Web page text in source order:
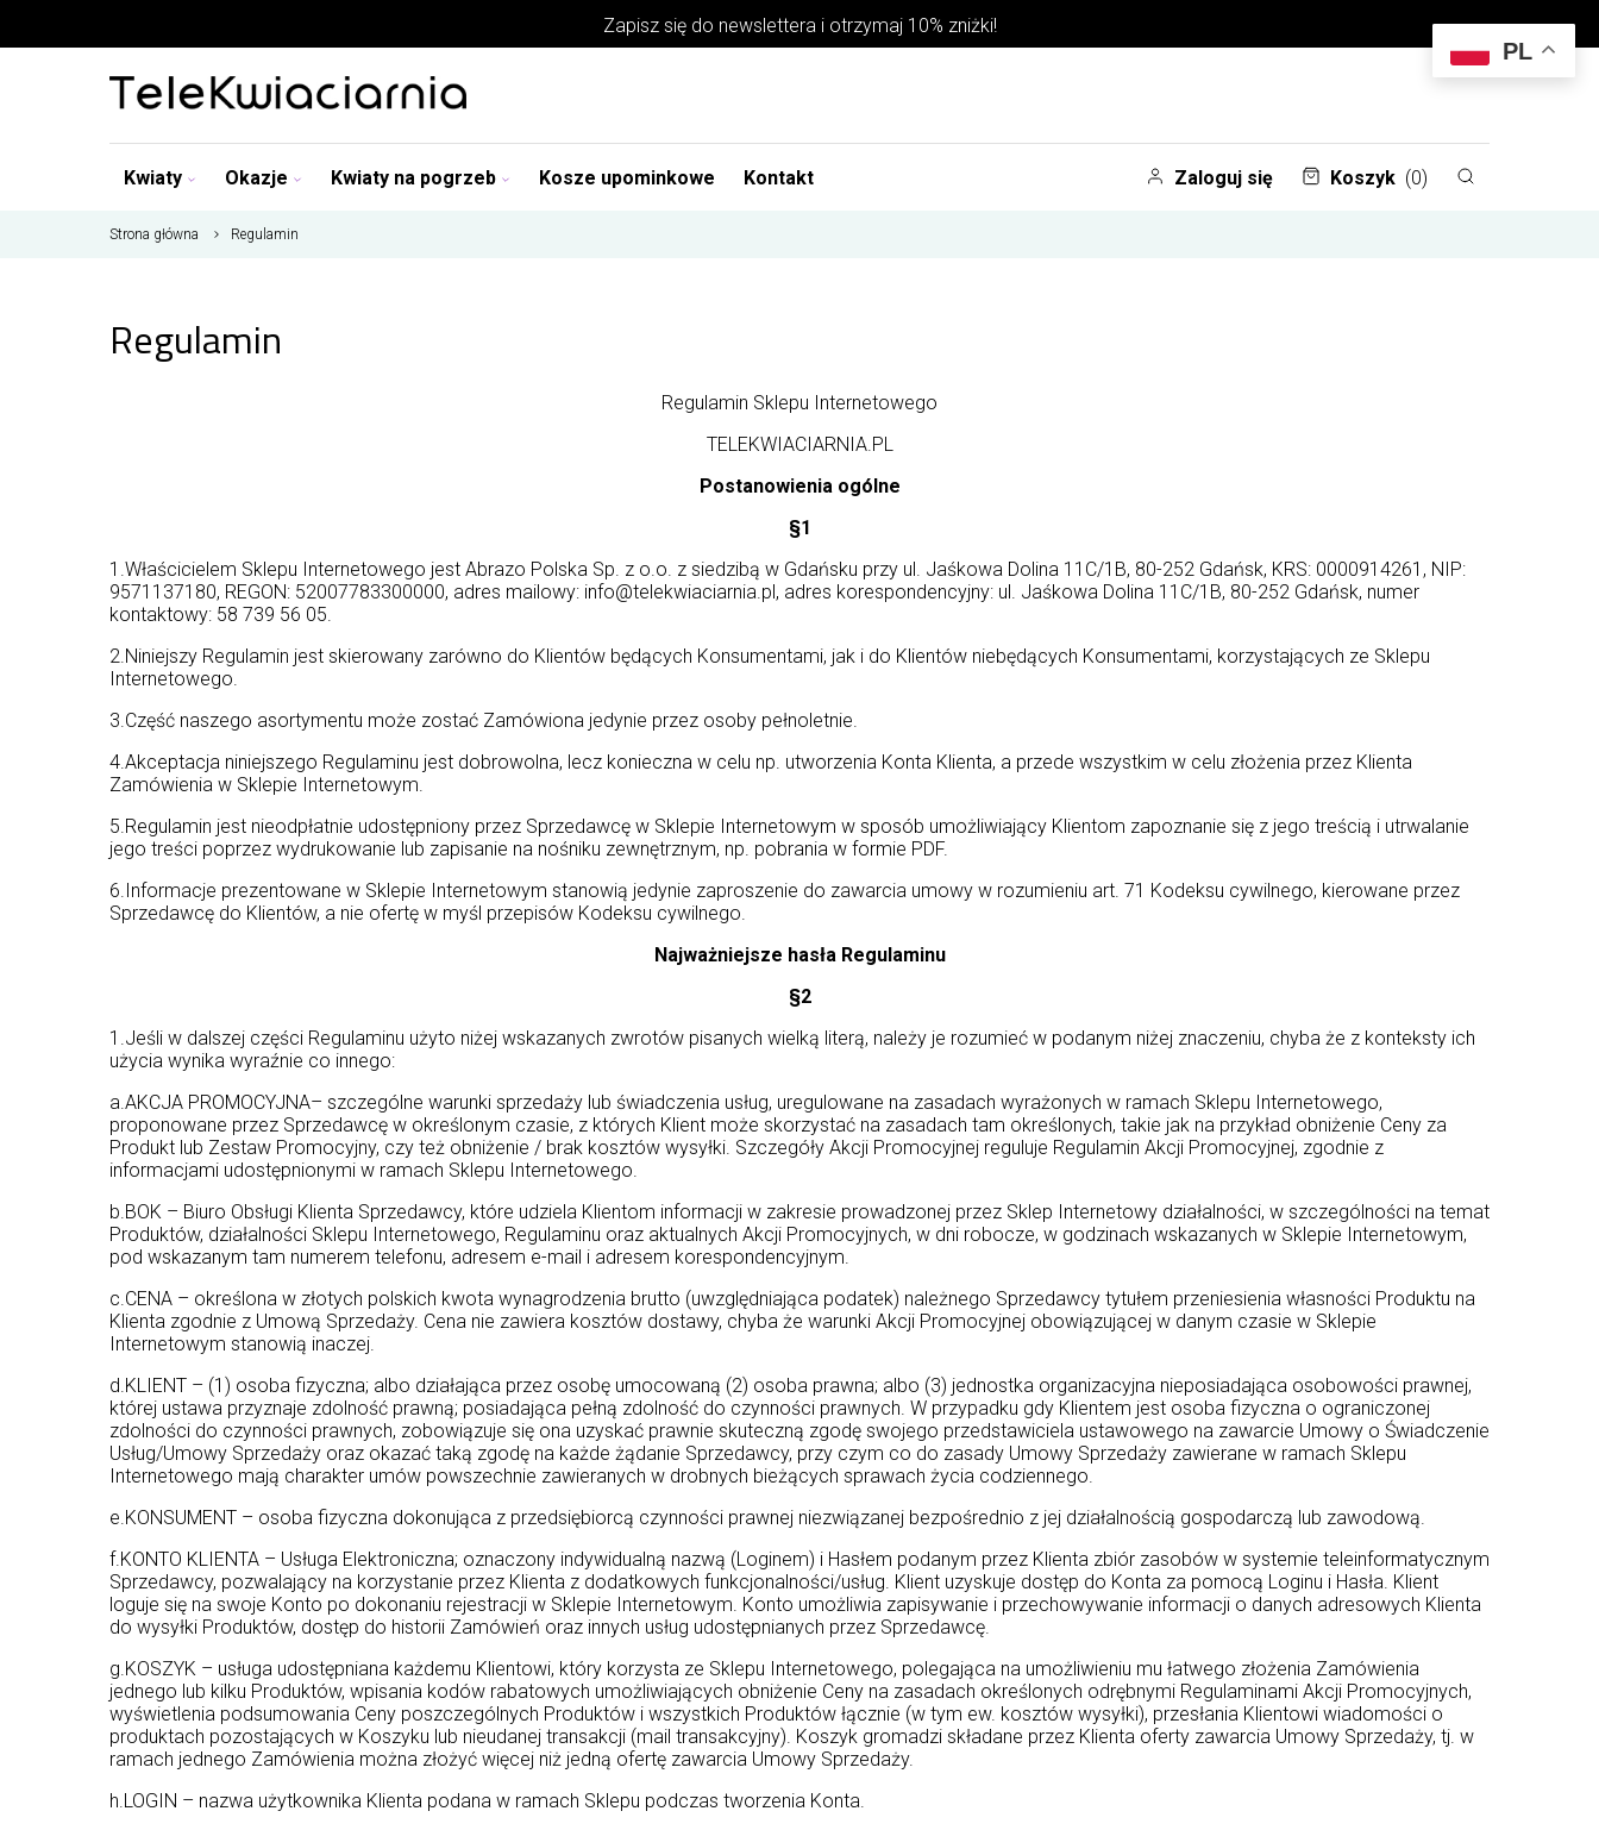
Zapisz się do newslettera i otrzymaj 10% zniżki!
Kwiaty Okazje Kwiaty na pogrzeb Kosze upominkowe Kontakt Zaloguj się Koszyk (0)
Strona główna Regulamin
Regulamin
Regulamin Sklepu Internetowego
TELEKWIACIARNIA.PL
Postanowienia ogólne
§1
1.Właścicielem Sklepu Internetowego jest Abrazo Polska Sp. z o.o. z siedzibą w Gdańsku przy ul. Jaśkowa Dolina 11C/1B, 80-252 Gdańsk, KRS: 0000914261, NIP:
9571137180, REGON: 52007783300000, adres mailowy: info@telekwiaciarnia.pl, adres korespondencyjny: ul. Jaśkowa Dolina 11C/1B, 80-252 Gdańsk, numer
kontaktowy: 58 739 56 05.
2.Niniejszy Regulamin jest skierowany zarówno do Klientów będących Konsumentami, jak i do Klientów niebędących Konsumentami, korzystających ze Sklepu
Internetowego.
3.Część naszego asortymentu może zostać Zamówiona jedynie przez osoby pełnoletnie.
4.Akceptacja niniejszego Regulaminu jest dobrowolna, lecz konieczna w celu np. utworzenia Konta Klienta, a przede wszystkim w celu złożenia przez Klienta
Zamówienia w Sklepie Internetowym.
5.Regulamin jest nieodpłatnie udostępniony przez Sprzedawcę w Sklepie Internetowym w sposób umożliwiający Klientom zapoznanie się z jego treścią i utrwalanie
jego treści poprzez wydrukowanie lub zapisanie na nośniku zewnętrznym, np. pobrania w formie PDF.
6.Informacje prezentowane w Sklepie Internetowym stanowią jedynie zaproszenie do zawarcia umowy w rozumieniu art. 71 Kodeksu cywilnego, kierowane przez
Sprzedawcę do Klientów, a nie ofertę w myśl przepisów Kodeksu cywilnego.
Najważniejsze hasła Regulaminu
§2
1.Jeśli w dalszej części Regulaminu użyto niżej wskazanych zwrotów pisanych wielką literą, należy je rozumieć w podanym niżej znaczeniu, chyba że z konteksty ich
użycia wynika wyraźnie co innego:
a.AKCJA PROMOCYJNA– szczególne warunki sprzedaży lub świadczenia usług, uregulowane na zasadach wyrażonych w ramach Sklepu Internetowego,
proponowane przez Sprzedawcę w określonym czasie, z których Klient może skorzystać na zasadach tam określonych, takie jak na przykład obniżenie Ceny za
Produkt lub Zestaw Promocyjny, czy też obniżenie / brak kosztów wysyłki. Szczegóły Akcji Promocyjnej reguluje Regulamin Akcji Promocyjnej, zgodnie z
informacjami udostępnionymi w ramach Sklepu Internetowego.
b.BOK – Biuro Obsługi Klienta Sprzedawcy, które udziela Klientom informacji w zakresie prowadzonej przez Sklep Internetowy działalności, w szczególności na temat
Produktów, działalności Sklepu Internetowego, Regulaminu oraz aktualnych Akcji Promocyjnych, w dni robocze, w godzinach wskazanych w Sklepie Internetowym,
pod wskazanym tam numerem telefonu, adresem e-mail i adresem korespondencyjnym.
c.CENA – określona w złotych polskich kwota wynagrodzenia brutto (uwzględniająca podatek) należnego Sprzedawcy tytułem przeniesienia własności Produktu na
Klienta zgodnie z Umową Sprzedaży. Cena nie zawiera kosztów dostawy, chyba że warunki Akcji Promocyjnej obowiązującej w danym czasie w Sklepie
Internetowym stanowią inaczej.
d.KLIENT – (1) osoba fizyczna; albo działająca przez osobę umocowaną (2) osoba prawna; albo (3) jednostka organizacyjna nieposiadająca osobowości prawnej,
której ustawa przyznaje zdolność prawną; posiadająca pełną zdolność do czynności prawnych. W przypadku gdy Klientem jest osoba fizyczna o ograniczonej
zdolności do czynności prawnych, zobowiązuje się ona uzyskać prawnie skuteczną zgodę swojego przedstawiciela ustawowego na zawarcie Umowy o Świadczenie
Usług/Umowy Sprzedaży oraz okazać taką zgodę na każde żądanie Sprzedawcy, przy czym co do zasady Umowy Sprzedaży zawierane w ramach Sklepu
Internetowego mają charakter umów powszechnie zawieranych w drobnych bieżących sprawach życia codziennego.
e.KONSUMENT – osoba fizyczna dokonująca z przedsiębiorcą czynności prawnej niezwiązanej bezpośrednio z jej działalnością gospodarczą lub zawodową.
f.KONTO KLIENTA – Usługa Elektroniczna; oznaczony indywidualną nazwą (Loginem) i Hasłem podanym przez Klienta zbiór zasobów w systemie teleinformatycznym
Sprzedawcy, pozwalający na korzystanie przez Klienta z dodatkowych funkcjonalności/usług. Klient uzyskuje dostęp do Konta za pomocą Loginu i Hasła. Klient
loguje się na swoje Konto po dokonaniu rejestracji w Sklepie Internetowym. Konto umożliwia zapisywanie i przechowywanie informacji o danych adresowych Klienta
do wysyłki Produktów, dostęp do historii Zamówień oraz innych usług udostępnianych przez Sprzedawcę.
g.KOSZYK – usługa udostępniana każdemu Klientowi, który korzysta ze Sklepu Internetowego, polegająca na umożliwieniu mu łatwego złożenia Zamówienia
jednego lub kilku Produktów, wpisania kodów rabatowych umożliwiających obniżenie Ceny na zasadach określonych odrębnymi Regulaminami Akcji Promocyjnych,
wyświetlenia podsumowania Ceny poszczególnych Produktów i wszystkich Produktów łącznie (w tym ew. kosztów wysyłki), przesłania Klientowi wiadomości o
produktach pozostających w Koszyku lub nieudanej transakcji (mail transakcyjny). Koszyk gromadzi składane przez Klienta oferty zawarcia Umowy Sprzedaży, tj. w
ramach jednego Zamówienia można złożyć więcej niż jedną ofertę zawarcia Umowy Sprzedaży.
h.LOGIN – nazwa użytkownika Klienta podana w ramach Sklepu podczas tworzenia Konta.
PL